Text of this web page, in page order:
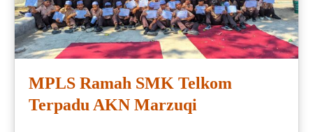
MPLS Ramah SMK Telkom
Terpadu AKN Marzuqi